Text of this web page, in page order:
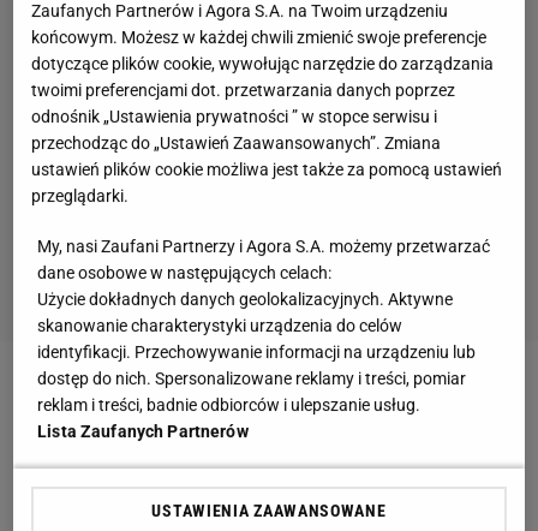
Zobacz wideo
Kibice zakłócali pierwszy mecz Wisły na zapleczu
Zaufanych Partnerów i Agora S.A. na Twoim urządzeniu
końcowym. Możesz w każdej chwili zmienić swoje preferencje
dotyczące plików cookie, wywołując narzędzie do zarządzania
twoimi preferencjami dot. przetwarzania danych poprzez
odnośnik „Ustawienia prywatności ” w stopce serwisu i
przechodząc do „Ustawień Zaawansowanych”. Zmiana
ustawień plików cookie możliwa jest także za pomocą ustawień
przeglądarki.
My, nasi Zaufani Partnerzy i Agora S.A. możemy przetwarzać
dane osobowe w następujących celach:
Użycie dokładnych danych geolokalizacyjnych. Aktywne
skanowanie charakterystyki urządzenia do celów
identyfikacji. Przechowywanie informacji na urządzeniu lub
dostęp do nich. Spersonalizowane reklamy i treści, pomiar
reklam i treści, badnie odbiorców i ulepszanie usług.
Lista Zaufanych Partnerów
USTAWIENIA ZAAWANSOWANE